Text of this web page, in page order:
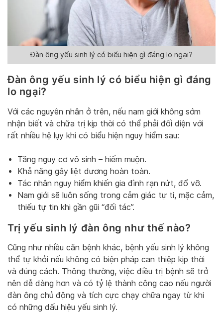
Đàn ông yếu sinh lý có biểu hiện gì đáng lo ngại?
Đàn ông yếu sinh lý có biểu hiện gì đáng
lo ngại?
Với các nguyên nhân ở trên, nếu nam giới không sớm
nhận biết và chữa trị kịp thời có thể phải đối diện với
rất nhiều hệ lụy khi có biểu hiện nguy hiểm sau:
Tăng nguy cơ vô sinh – hiếm muộn.
Khả năng gây liệt dương hoàn toàn.
Tác nhân nguy hiểm khiến gia đình rạn nứt, đổ vỡ.
Nam giới sẽ luôn sống trong cảm giác tự ti, mặc cảm,
thiếu tự tin khi gần gũi “đối tác”.
Trị yếu sinh lý đàn ông như thế nào?
Cũng như nhiều căn bệnh khác, bệnh yếu sinh lý không
thể tự khỏi nếu không có biện pháp can thiệp kịp thời
và đúng cách. Thông thường, việc điều trị bệnh sẽ trở
nên dễ dàng hơn và có tỷ lệ thành công cao nếu người
đàn ông chủ động và tích cực chạy chữa ngay từ khi
có những dấu hiệu yếu sinh lý.